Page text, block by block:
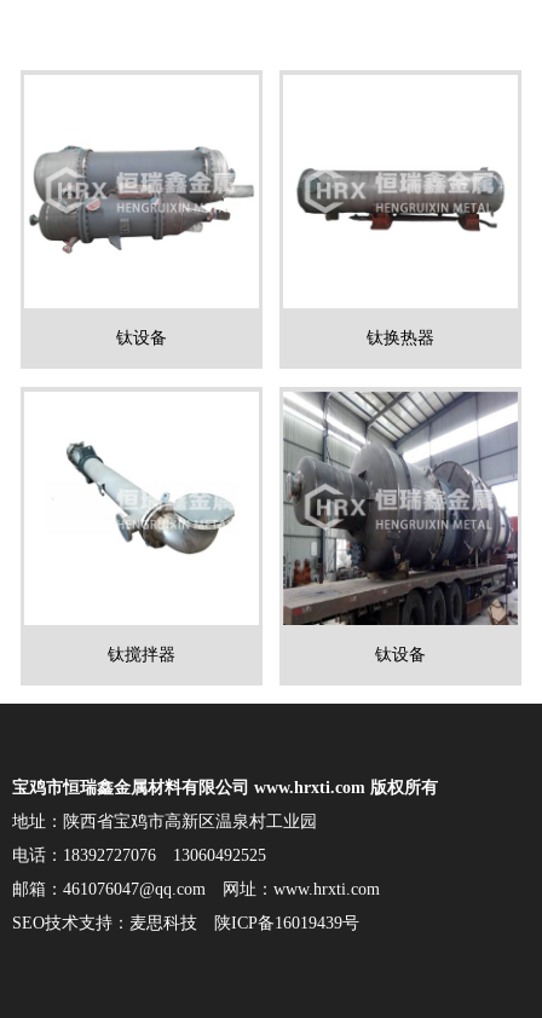
钛设备 钛换热器
钛搅拌器 钛设备
宝鸡市恒瑞鑫金属材料有限公司 www.hrxti.com 版权所有
地址：陕西省宝鸡市高新区温泉村工业园
电话：18392727076 13060492525
邮箱：461076047@qq.com 网址：www.hrxti.com
SEO技术支持： 麦思科技 陕ICP备16019439号